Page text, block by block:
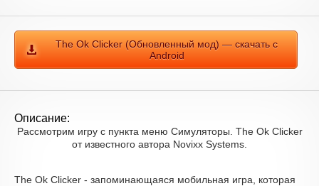
The Ok Clicker (Обновленный мод) — скачать с
Android
Описание:
Рассмотрим игру с пункта меню Симуляторы. The Ok Clicker
от известного автора Novixx Systems.
The Ok Clicker - запоминающаяся мобильная игра, которая